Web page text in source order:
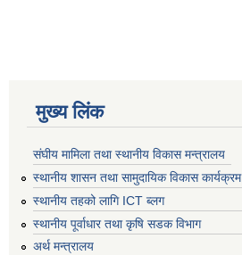
मुख्य लिंक
संघीय मामिला तथा स्थानीय विकास मन्त्रालय
स्थानीय शासन तथा सामुदायिक विकास कार्यक्रम
स्थानीय तहको लागि ICT ब्लग
स्थानीय पूर्वाधार तथा कृषि सडक विभाग
अर्थ मन्त्रालय